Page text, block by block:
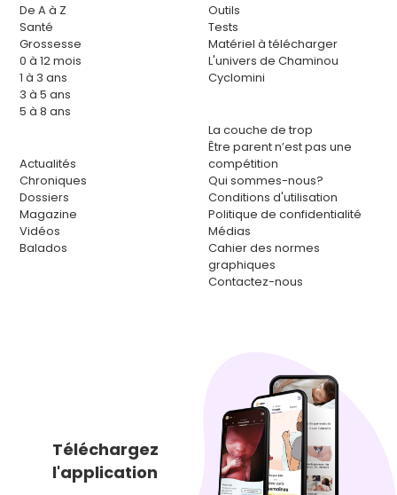
De A à Z
Santé
Grossesse
0 à 12 mois
1 à 3 ans
3 à 5 ans
5 à 8 ans
Actualités
Chroniques
Dossiers
Magazine
Vidéos
Balados
Outils
Tests
Matériel à télécharger
L'univers de Chaminou
Cyclomini
La couche de trop
Être parent n’est pas une
compétition
Qui sommes-nous?
Conditions d'utilisation
Politique de confidentialité
Médias
Cahier des normes
graphiques
Contactez-nous
Téléchargez
l'application